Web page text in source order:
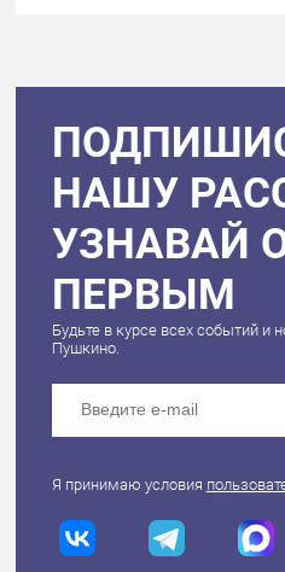
НАШУ
УЗНАВАЙ
ПЕРВЫМ
Будьте в курсе всех событий и
Пушкино.
Я принимаю условия